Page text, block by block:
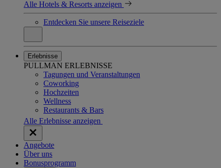
Alle Hotels & Resorts anzeigen
Entdecken Sie unsere Reiseziele
Erlebnisse
PULLMAN ERLEBNISSE
Tagungen und Veranstaltungen
Coworking
Hochzeiten
Wellness
Restaurants & Bars
Alle Erlebnisse anzeigen
Angebote
Über uns
Bonusprogramm